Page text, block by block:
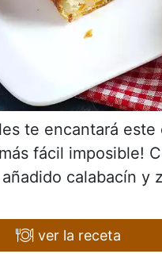
te encantará
fácil imposible!
calabacín y
ver la receta